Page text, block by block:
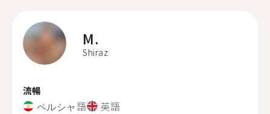
M.
Shiraz
流暢
ペルシャ語 英語